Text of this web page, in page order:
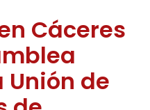
Cáceres
Unión de